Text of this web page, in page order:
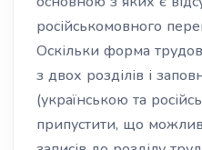
російськомовного
Оскільки форма
з двох розділів і
(українською та
припустити, що